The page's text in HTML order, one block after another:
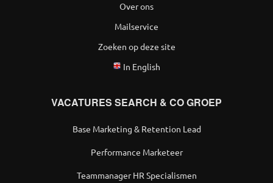
Over ons
Mailservice
Zoeken op deze site
In English
VACATURES SEARCH & CO GROEP
Base Marketing & Retention Lead
Performance Marketeer
Teammanager HR Specialismen